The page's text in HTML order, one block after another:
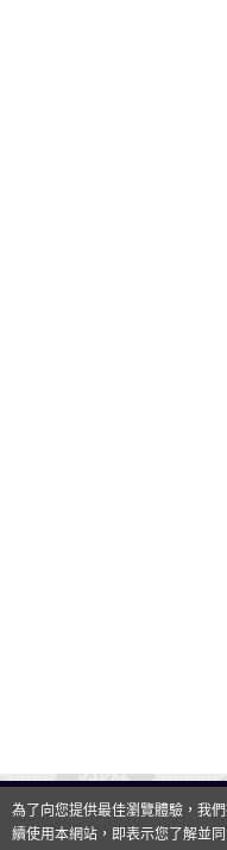
為了向您提供最佳瀏覽體驗，我
續使用本網站，即表示您了解並